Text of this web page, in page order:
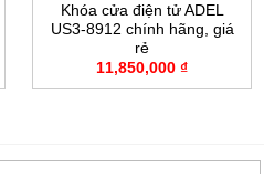
Khóa cửa điện tử ADEL
US3-8912 chính hãng, giá
rẻ
11,850,000 ₫